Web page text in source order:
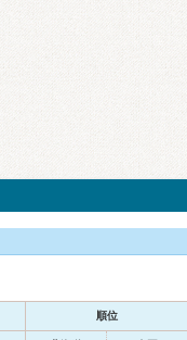
順位